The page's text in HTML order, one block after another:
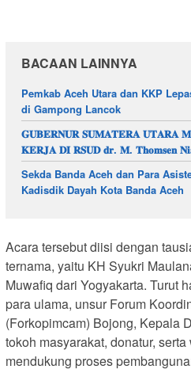
BACAAN LAINNYA
Pemkab Aceh Utara dan KKP
di Gampong Lancok
𝐆𝐔𝐁𝐄𝐑𝐍𝐔𝐑 𝐒𝐔𝐌𝐀𝐓𝐄𝐑𝐀 𝐔𝐓𝐀𝐑𝐀
𝐊𝐄𝐑𝐉𝐀 𝐃𝐈 𝐑𝐒𝐔𝐃 𝐝𝐫. 𝐌. 𝐓𝐡𝐨𝐦𝐬𝐞𝐧
Sekda Banda Aceh dan Para
Kadisdik Dayah Kota Banda Aceh
Acara tersebut diisi dengan
ternama, yaitu KH Syukri
Muwafiq dari Yogyakarta. Turut
para ulama, unsur Forum
(Forkopimcam) Bojong, Kepala
tokoh masyarakat, donatur,
mendukung proses